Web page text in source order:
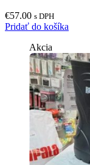
€57.00 s DPH
Pridať do košíka
Akcia